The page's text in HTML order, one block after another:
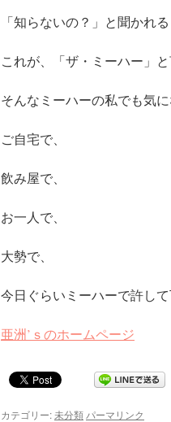
「知らないの？」と聞かれ
これが、「ザ・ミーハー」
そんなミーハーの私でも気に
ご自宅で、
飲み屋で、
お一人で、
大勢で、
今日ぐらいミーハーで許し
亜洲’ｓのホームページ
カテゴリー:未分類 パーマリンク